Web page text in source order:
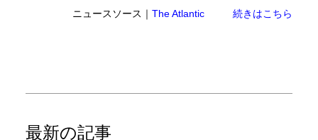
ニュースソース｜The Atlantic 続きはこちら
最新の記事